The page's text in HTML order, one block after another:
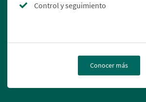
Control y seguimiento
Conocer más